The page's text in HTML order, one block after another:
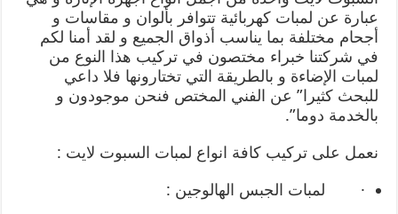
عبارة عن لمبات كهربائية تتوافر بألوان و مقاسات و
أجحام مختلفة بما يناسب أذواق الجميع و لقد أمنا لكم
في شركتنا خبراء مختصون في تركيب هذا النوع من
لمبات الإضاءة و بالطريقة التي تختارونها فلا داعي
للبحث كثيرا” عن الفني المختص فنحن موجودون و
بالخدمة دوما”.
نعمل على تركيب كافة انواع لمبات السبوت لايت :
· لمبات الجبس الهالوجين :